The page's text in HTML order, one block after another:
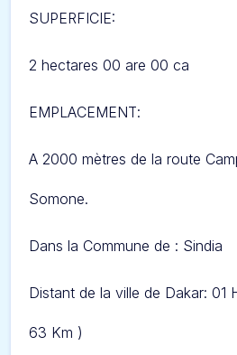
SUPERFICIE:
2 hectares 00 are 00 ca
EMPLACEMENT:
A 2000 mètres de la route
Somone.
Dans la Commune de : Sindia
Distant de la ville de Dakar: 01
63 Km )